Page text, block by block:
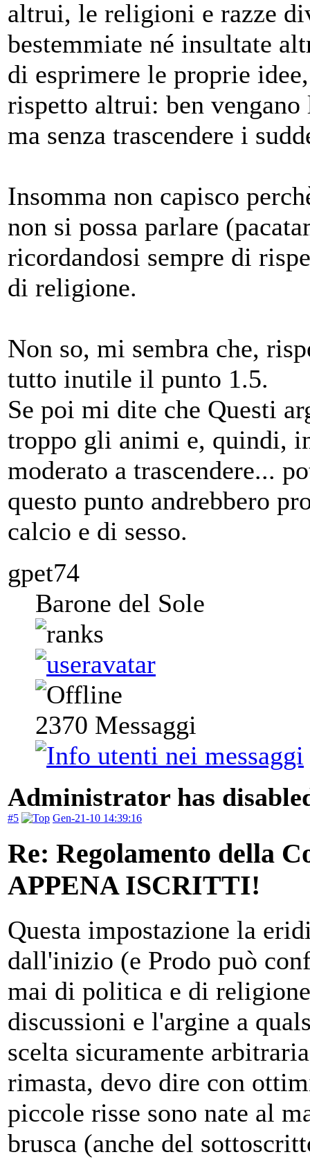
altrui, le religioni e razze
bestemmiate né insultate
di esprimere le proprie
rispetto altrui: ben
ma senza trascendere i
Insomma non capisco
non si possa parlare
ricordandosi sempre di
di religione.
Non so, mi sembra che,
tutto inutile il punto 1.5.
Se poi mi dite che Questi
troppo gli animi e, quindi,
moderato a trascendere...
questo punto andrebbero
calcio e di sesso.
gpet74
Barone del Sole
2370 Messaggi
Administrator has
#5 Gen-21-10 14:39:16
Re: Regolamento della
APPENA ISCRITTI!
Questa impostazione la
dall'inizio (e Prodo può
mai di politica e di
discussioni e l'argine a
scelta sicuramente
rimasta, devo dire con
piccole risse sono nate al
brusca (anche del